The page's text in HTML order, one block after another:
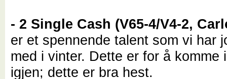
- 2 Single Cash (V65-4/V4-2,
er et spennende talent som vi har
med i vinter. Dette er for å komme
igjen; dette er bra hest.